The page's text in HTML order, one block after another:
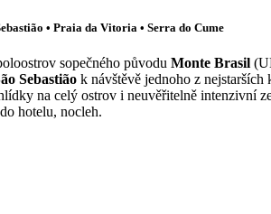
• Praia da Vitoria • Serra do Cume
sopečného původu Monte Brasil
Sebastião k návštěvě jednoho z
na celý ostrov i neuvěřitelně intenzivní
hotelu, nocleh.